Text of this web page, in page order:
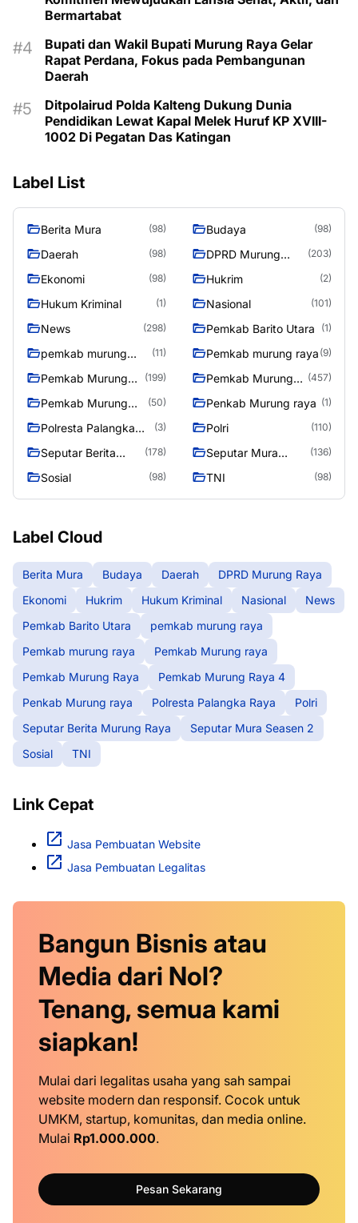
Bermartabat
Bupati dan Wakil Bupati Murung Raya Gelar
Rapat Perdana, Fokus pada Pembangunan
Daerah
Ditpolairud Polda Kalteng Dukung Dunia
Pendidikan Lewat Kapal Melek Huruf KP XVIII-
1002 Di Pegatan Das Katingan
Label List
Berita Mura (98) Budaya (98)
Daerah (98)
DPRD Murung
(203)
Ekonomi (98) Hukrim (2)
Hukum Kriminal (1) Nasional (101)
News (298) Pemkab Barito Utara (1)
pemkab murung
(11) Pemkab murung raya (9)
Pemkab Murung
(199)
Pemkab Murung
(457)
Pemkab Murung
(50) Penkab Murung raya (1)
Polresta Palangka
(3) Polri (110)
Seputar Berita
(178)
Seputar Mura
(136)
Sosial (98) TNI (98)
Label Cloud
Berita Mura Budaya Daerah
DPRD Murung Raya
Ekonomi
Hukrim Hukum Kriminal Nasional
News
Pemkab Barito Utara
pemkab murung raya
Pemkab murung raya
Pemkab Murung raya
Pemkab Murung Raya
Pemkab Murung Raya 4
Penkab Murung raya
Polresta Palangka Raya
Polri
Seputar Berita Murung Raya
Seputar Mura Seasen 2
Sosial
TNI
Link Cepat
Jasa Pembuatan Website
Jasa Pembuatan Legalitas
Bangun Bisnis atau
Media dari Nol?
Tenang, semua kami
siapkan!
Mulai dari legalitas usaha yang sah sampai
website modern dan responsif. Cocok untuk
UMKM, startup, komunitas, dan media online.
Mulai Rp1.000.000.
Pesan Sekarang